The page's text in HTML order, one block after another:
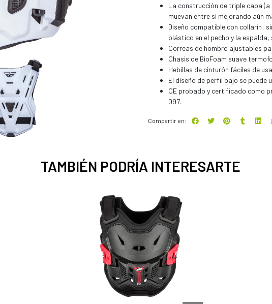
La construcción de triple capa
muevan entre sí mejorando aún
Diseño compatible con collarín:
plástico en el pecho y la espalda,
Correas de hombro ajustables
Chasis de BioFoam suave
Hebillas de cinturón fáciles de
El diseño de perfil bajo se puede
CE probado y certificado como
097.
Compartir en:
TAMBIÉN PODRÍA INTERESARTE